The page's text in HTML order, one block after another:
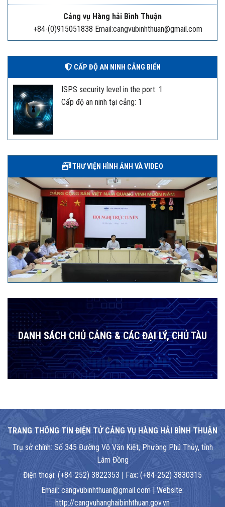
Cảng vụ Hàng hải Bình Thuận
+84-(0)915051838 Email:cangvubinhthuan@gmail.com
CẤP ĐỘ AN NINH CẢNG BIỂN
ISPS security level in the port: 1
Cấp độ an ninh tại cảng: 1
THƯ VIỆN HÌNH ẢNH VÀ VIDEO
DANH SÁCH CHỦ CẢNG & CÁC ĐẠI LÝ, CHỦ TÀU
TRANG THÔNG TIN ĐIỆN TỬ CẢNG VỤ HÀNG HẢI BÌNH THUẬN
Trụ sở chính: Số 345 Đường Võ Văn Kiệt, Phường Phú Thủy, tỉnh
Lâm Đồng
Điện thoại: (+84-252) 3822353 | Fax: (+84-252) 3830315
Email: cangvubinhthuan@gmail.com | Website:
http://cangvuhanghaibinhthuan.gov.vn